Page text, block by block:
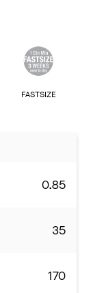
FASTSIZE
0.85
35
170